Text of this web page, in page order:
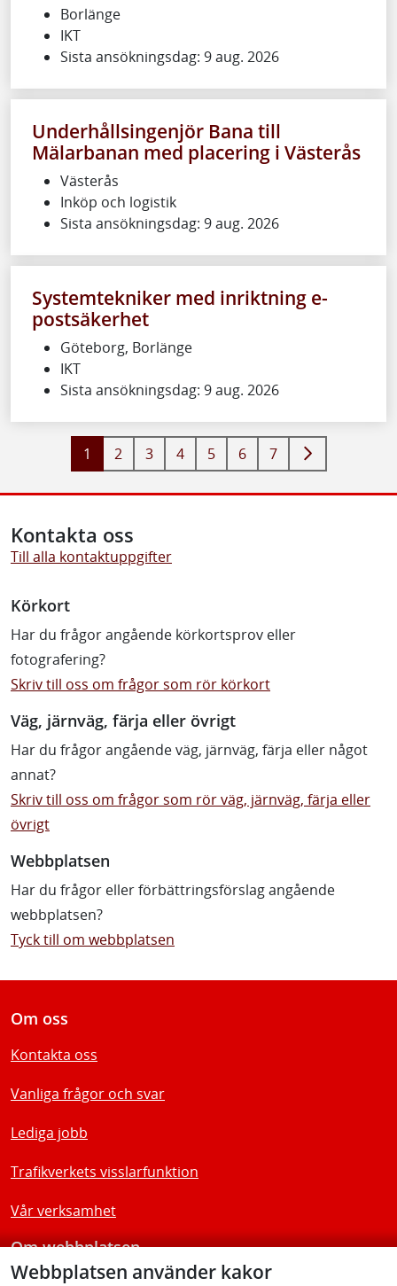
Borlänge
IKT
Sista ansökningsdag: 9 aug. 2026
Underhållsingenjör Bana till
Mälarbanan med placering i Västerås
Västerås
Inköp och logistik
Sista ansökningsdag: 9 aug. 2026
Systemtekniker med inriktning e-
postsäkerhet
Göteborg, Borlänge
IKT
Sista ansökningsdag: 9 aug. 2026
1 2 3 4 5 6 7
Webbplatsen använder kakor
Kontakta oss
Till alla kontaktuppgifter
Körkort
Har du frågor angående körkortsprov eller
fotografering?
Skriv till oss om frågor som rör körkort
Väg, järnväg, färja eller övrigt
Har du frågor angående väg, järnväg, färja eller något
annat?
Skriv till oss om frågor som rör väg, järnväg, färja eller
övrigt
Webbplatsen
Har du frågor eller förbättringsförslag angående
webbplatsen?
Tyck till om webbplatsen
Om oss
Kontakta oss
Vanliga frågor och svar
Lediga jobb
Trafikverkets visslarfunktion
Vår verksamhet
Om webbplatsen